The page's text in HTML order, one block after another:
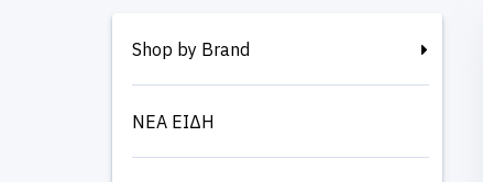
Shop by Brand
ΝΕΑ ΕΙΔΗ